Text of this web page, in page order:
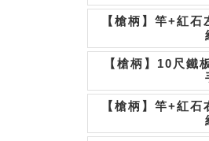
【槍柄】竿+紅
【槍柄】10尺鐵
【槍柄】竿+紅